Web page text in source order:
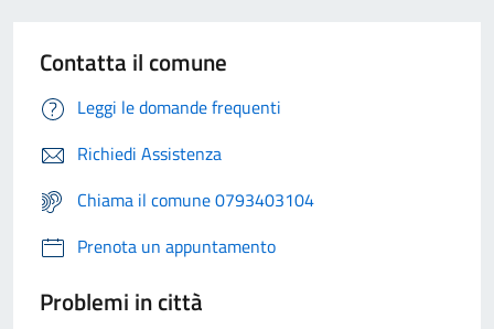
Contatta il comune
Leggi le domande frequenti
Richiedi Assistenza
Chiama il comune 0793403104
Prenota un appuntamento
Problemi in città